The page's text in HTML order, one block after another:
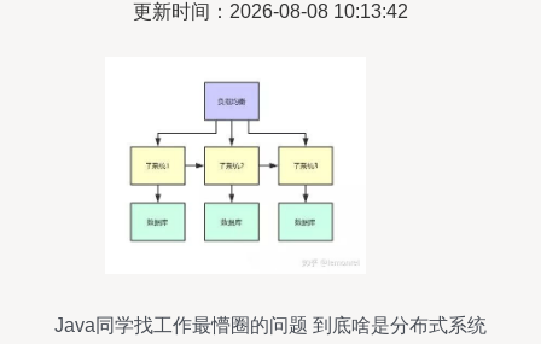
更新时间：2026-08-08 10:13:42
Java同学找工作最懵圈的问题 到底啥是分布式系统